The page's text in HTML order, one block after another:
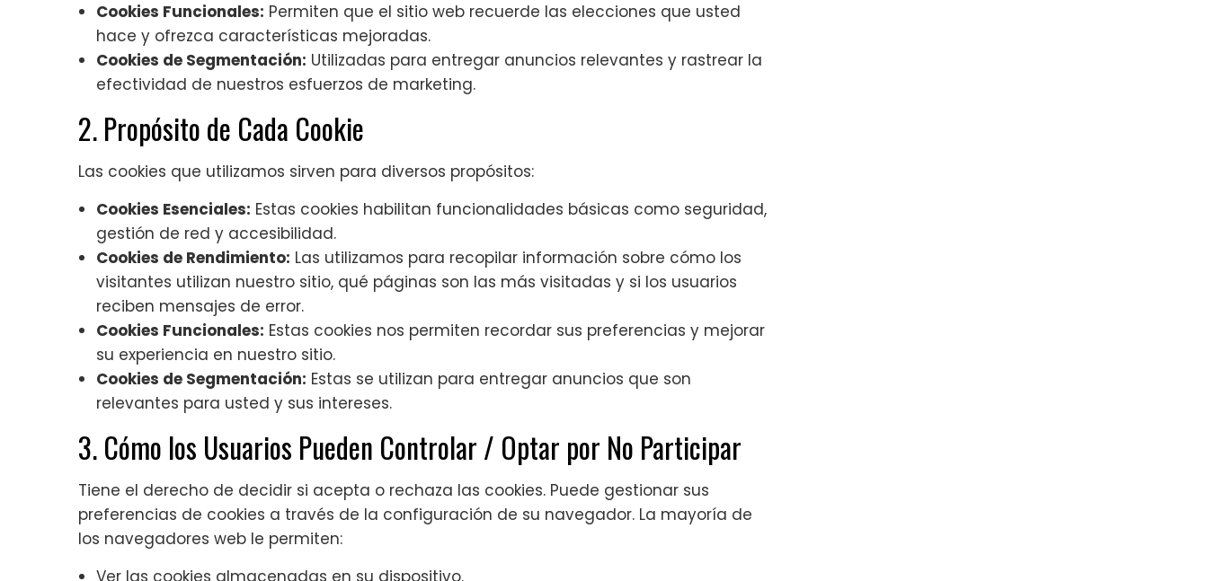
Cookies Funcionales: Permiten que el sitio web recuerde las elecciones que usted
hace y ofrezca características mejoradas.
Cookies de Segmentación: Utilizadas para entregar anuncios relevantes y rastrear la
efectividad de nuestros esfuerzos de marketing.
2. Propósito de Cada Cookie
Las cookies que utilizamos sirven para diversos propósitos:
Cookies Esenciales: Estas cookies habilitan funcionalidades básicas como seguridad,
gestión de red y accesibilidad.
Cookies de Rendimiento: Las utilizamos para recopilar información sobre cómo los
visitantes utilizan nuestro sitio, qué páginas son las más visitadas y si los usuarios
reciben mensajes de error.
Cookies Funcionales: Estas cookies nos permiten recordar sus preferencias y mejorar
su experiencia en nuestro sitio.
Cookies de Segmentación: Estas se utilizan para entregar anuncios que son
relevantes para usted y sus intereses.
3. Cómo los Usuarios Pueden Controlar / Optar por No Participar
Tiene el derecho de decidir si acepta o rechaza las cookies. Puede gestionar sus
preferencias de cookies a través de la configuración de su navegador. La mayoría de
los navegadores web le permiten:
Ver las cookies almacenadas en su dispositivo.